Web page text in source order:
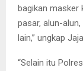
bagikan masker
pasar, alun-
lain,” ungkap
“Selain itu